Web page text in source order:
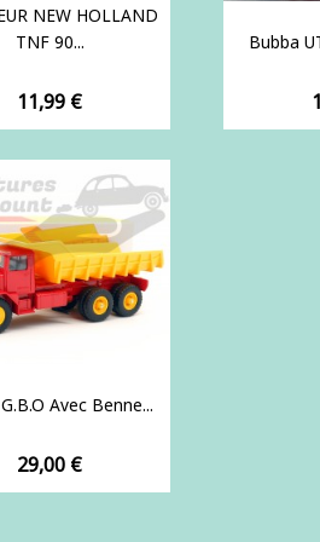
NEW HOLLAND
TNF 90...
Prix
11,99 €
Bubba
Avec Benne...
Prix
29,00 €